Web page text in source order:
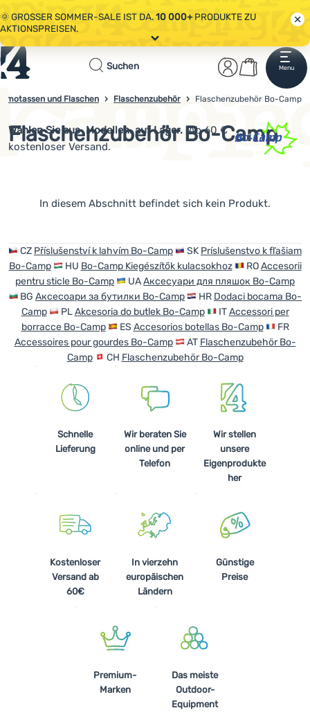
🌞 GROSSER SOMMER-SALE IST DA.10 000+PRODUKTE ZU
AKTIONSPREISEN.
🤫 - 10 % AUF AUSGEWÄHLTE CAMPING- & WANDERAUSRÜSTUNG.
CODE OUT10
Alle Aktionen
Suchen
Anmelden
Warenkorb
Menu
Startseite
Bekleidung
Zelte
Ausrüstung
Kochen
Ausrüstung
Beratung
Kontakte
4campingshop.de
und Flaschen Flaschenzubehör Flaschenzubehör Bo-Camp
Flaschenzubehör Bo-Camp
Wählen Sie aus Modellen. auf Lager. Ab 60 €
kostenloser Versand.
Produkte
In diesem Abschnitt befindet sich kein Produkt.
CZ Příslušenství k lahvím Bo-Camp SK Príslušenstvo k fľašiam
Bo-Camp
HU Bo-Camp Kiegészítők kulacsokhoz ROAccesorii
pentru sticle Bo-Camp
UAАксесуари для пляшок Bo-Camp
BG Аксесоари за бутилки Bo-Camp HR Dodaci bocama Bo-
Camp
PLAkcesoria do butlek Bo-Camp ITAccessori per
borracce Bo-Camp
ES Accesorios botellas Bo-Camp
FR
Accessoires pour gourdes Bo-Camp
AT Flaschenzubehör Bo-
Camp
CH Flaschenzubehör Bo-Camp
Schnelle
Lieferung
Wir beraten Sie
online und per
Telefon
Wir stellen
unsere
Eigenprodukte
her
Kostenloser
Versand ab
60€
In vierzehn
europäischen
Ländern
Günstige
Preise
Premium-
Marken
Das meiste
Outdoor-
Equipment